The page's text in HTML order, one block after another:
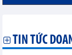
TIN TỨC